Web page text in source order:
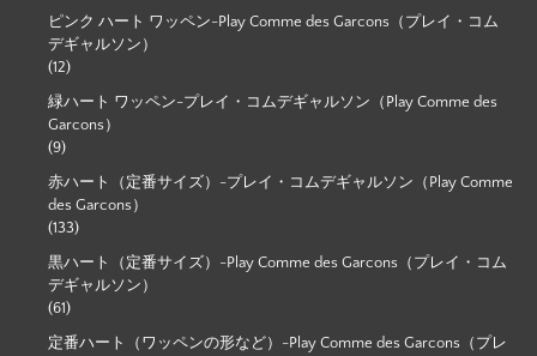
ピンク ハート ワッペン-Play Comme des Garcons（プレイ・コム
デギャルソン）
(12)
緑ハート ワッペン-プレイ・コムデギャルソン（Play Comme des
Garcons）
(9)
赤ハート（定番サイズ）-プレイ・コムデギャルソン（Play Comme
des Garcons）
(133)
黒ハート（定番サイズ）-Play Comme des Garcons（プレイ・コム
デギャルソン）
(61)
定番ハート（ワッペンの形など）-Play Comme des Garcons（プレ